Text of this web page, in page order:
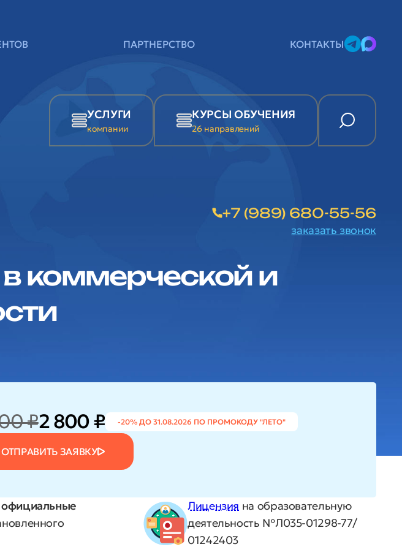
ПАРТНЕРСТВО КОНТАКТЫ
УСЛУГИ
компании
КУРСЫ ОБУЧЕНИЯ
26 направлений
+7 (989) 680-55-56
заказать звонок
коммерческой и
₽2 800 ₽ -20% ДО 31.08.2026 ПО ПРОМОКОДУ "ЛЕТО"
ОТПРАВИТЬ ЗАЯВКУ
официальные
Лицензия на образовательную
деятельность №Л035-01298-77/
01242403